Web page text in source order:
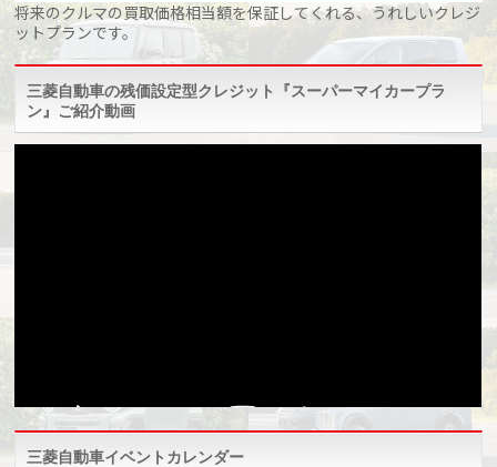
将来のクルマの買取価格相当額を保証してくれる、うれしいクレジ
ットプランです。
三菱自動車の残価設定型クレジット『スーパーマイカープラ
ン』ご紹介動画
三菱自動車イベントカレンダー